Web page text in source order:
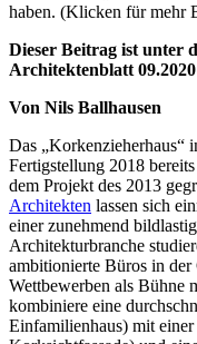
haben. (Klicken für mehr
Dieser Beitrag ist unter
Architektenblatt
Von Nils Ballhausen
Das „Korkenzieherhaus“
Fertigstellung 2018
dem Projekt des 2013
Architekten lassen sich
einer zunehmend
Architekturbranche
ambitionierte Büros in
Wettbewerben als Bühne
kombiniere eine
Einfamilienhaus) mit